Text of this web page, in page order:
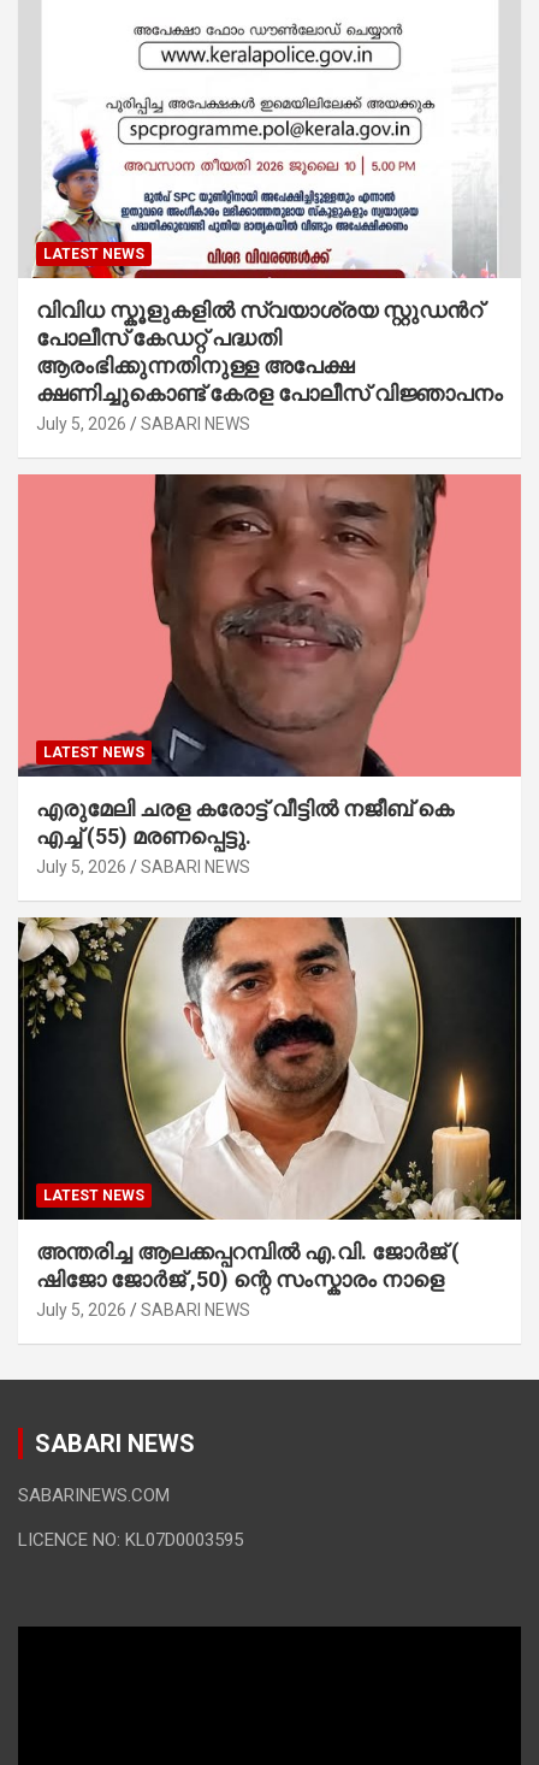
LATEST NEWS
വിവിധ സ്കൂളുകളില്‍ സ്വയാശ്രയ സ്റ്റുഡന്‍റ്
പോലീസ് കേഡറ്റ് പദ്ധതി
ആരംഭിക്കുന്നതിനുള്ള അപേക്ഷ
ക്ഷണിച്ചുകൊണ്ട് കേരള പോലീസ് വിജ്ഞാപനം
July 5, 2026 SABARI NEWS
LATEST NEWS
എരുമേലി ചരള കരോട്ട് വീട്ടിൽ നജീബ് കെ
എച്ച് (55) മരണപ്പെട്ടു.
July 5, 2026 SABARI NEWS
LATEST NEWS
അന്തരിച്ച ആ​ല​ക്ക​പ്പ​റമ്പിൽ​ എ.​വി. ജോ​ർ​ജ് (
ഷിജോ ജോർജ് ,50) ന്റെ സംസ്കാരം നാളെ
July 5, 2026 SABARI NEWS
SABARI NEWS
SABARINEWS.COM
LICENCE NO: KL07D0003595